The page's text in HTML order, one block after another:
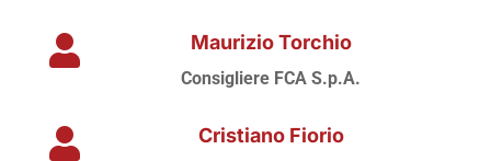
 Maurizio Torchio
Consigliere FCA S.p.A.
 Cristiano Fiorio